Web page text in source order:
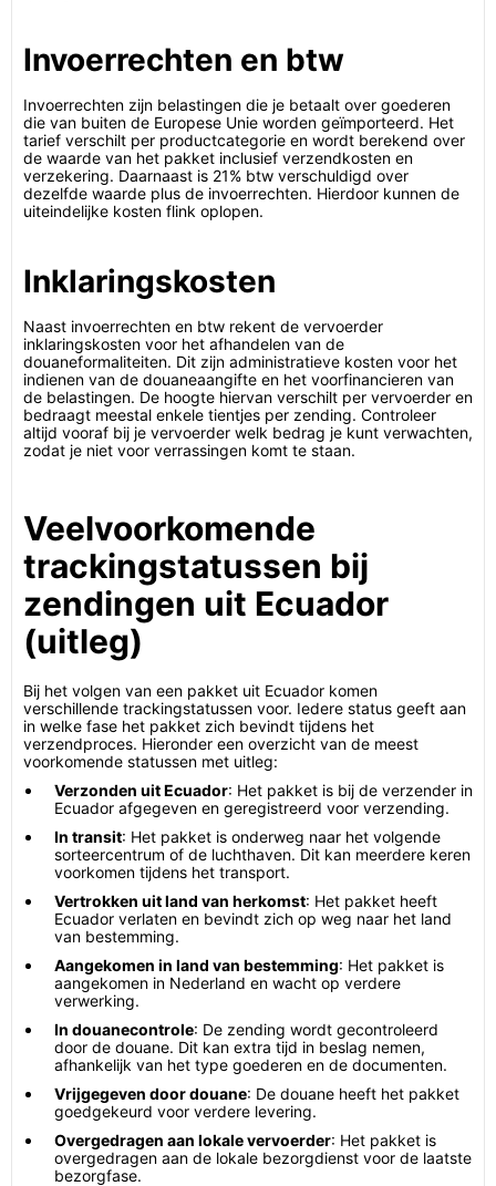
Invoerrechten en btw
Invoerrechten zijn belastingen die je betaalt over goederen
die van buiten de Europese Unie worden geïmporteerd. Het
tarief verschilt per productcategorie en wordt berekend over
de waarde van het pakket inclusief verzendkosten en
verzekering. Daarnaast is 21% btw verschuldigd over
dezelfde waarde plus de invoerrechten. Hierdoor kunnen de
uiteindelijke kosten flink oplopen.
Inklaringskosten
Naast invoerrechten en btw rekent de vervoerder
inklaringskosten voor het afhandelen van de
douaneformaliteiten. Dit zijn administratieve kosten voor het
indienen van de douaneaangifte en het voorfinancieren van
de belastingen. De hoogte hiervan verschilt per vervoerder en
bedraagt meestal enkele tientjes per zending. Controleer
altijd vooraf bij je vervoerder welk bedrag je kunt verwachten,
zodat je niet voor verrassingen komt te staan.
Veelvoorkomende
trackingstatussen bij
zendingen uit Ecuador
(uitleg)
Bij het volgen van een pakket uit Ecuador komen
verschillende trackingstatussen voor. Iedere status geeft aan
in welke fase het pakket zich bevindt tijdens het
verzendproces. Hieronder een overzicht van de meest
voorkomende statussen met uitleg:
Verzonden uit Ecuador: Het pakket is bij de verzender in
Ecuador afgegeven en geregistreerd voor verzending.
In transit: Het pakket is onderweg naar het volgende
sorteercentrum of de luchthaven. Dit kan meerdere keren
voorkomen tijdens het transport.
Vertrokken uit land van herkomst: Het pakket heeft
Ecuador verlaten en bevindt zich op weg naar het land
van bestemming.
Aangekomen in land van bestemming: Het pakket is
aangekomen in Nederland en wacht op verdere
verwerking.
In douanecontrole: De zending wordt gecontroleerd
door de douane. Dit kan extra tijd in beslag nemen,
afhankelijk van het type goederen en de documenten.
Vrijgegeven door douane: De douane heeft het pakket
goedgekeurd voor verdere levering.
Overgedragen aan lokale vervoerder: Het pakket is
overgedragen aan de lokale bezorgdienst voor de laatste
bezorgfase.